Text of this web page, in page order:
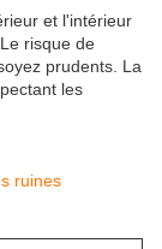
et l'intérieur
risque de
prudents. La
les